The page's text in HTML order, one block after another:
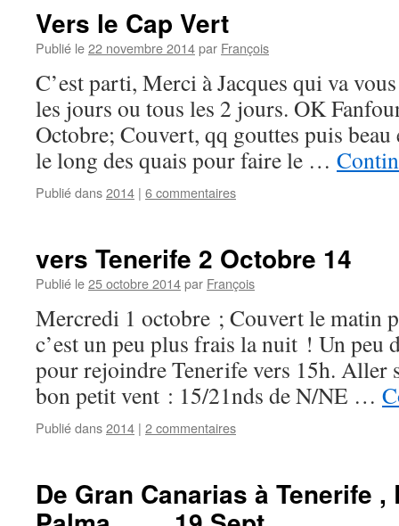
Vers le Cap Vert
Publié le22 novembre 2014par François
C’est parti, Merci à Jacques qui va
les jours ou tous les 2 jours. OK
Octobre; Couvert, qq gouttes puis beau
le long des quais pour faire le …
Publié dans2014 | 6 commentaires
vers Tenerife 2 Octobre 14
Publié le25 octobre 2014par François
Mercredi 1 octobre ; Couvert le matin
c’est un peu plus frais la nuit ! Un peu
pour rejoindre Tenerife vers 15h. Aller
bon petit vent : 15/21nds de N/NE …
Publié dans2014 | 2 commentaires
De Gran Canarias à Tenerife